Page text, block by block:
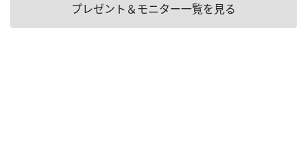
プレゼント＆モニター一覧を見る